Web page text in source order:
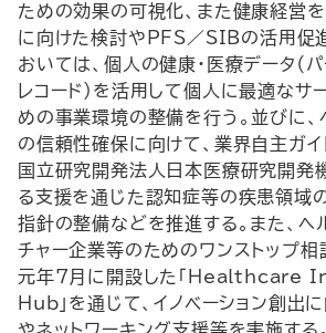
ための効果の可視化、また健康経営
に向けた検討や PFS ／SIBの活用促
おいては、個人の健康・医療データ（パ
レコード）を活用して個人に最適なサ
めの事業環境の整備を行う。並びに、
の信頼性確保に向けて、業界自主ガイ
国立研究開発法人日本医療研究開発機
る支援を通じた認知症等の疾患領域
指針の整備などを推進する。また、ヘ
チャー企業等のためのワンストップ相
元年7月に開設した「
Healthcare
Hub 」を通じて、イノベーション創出